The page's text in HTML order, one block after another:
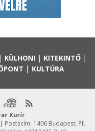
KÜLHONI | KITEKINTŐ|
| KULTÚRA
Kurír
Postacím: 1406 Budapest, Pf.: